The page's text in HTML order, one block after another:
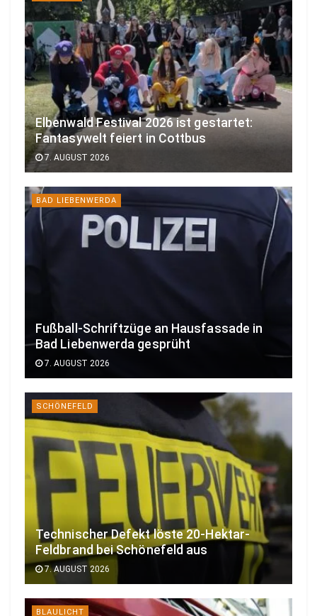
Elbenwald Festival 2026 ist gestartet:
Fantasywelt feiert in Cottbus
7. AUGUST 2026
BAD LIEBENWERDA
Fußball-Schriftzüge an Hausfassade in
Bad Liebenwerda gesprüht
7. AUGUST 2026
SCHÖNEFELD
Technischer Defekt löste 20-Hektar-
Feldbrand bei Schönefeld aus
7. AUGUST 2026
BLAULICHT